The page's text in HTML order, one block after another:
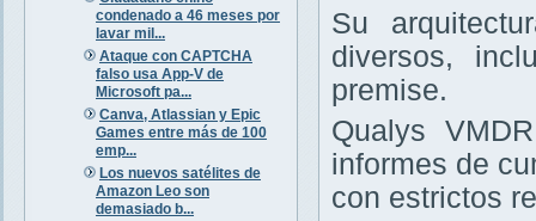
condenado a 46 meses por
lavar mil...
Ataque con CAPTCHA
falso usa App-V de
Microsoft pa...
Canva, Atlassian y Epic
Games entre más de 100
emp...
Los nuevos satélites de
Amazon Leo son
demasiado b...
Su
diversos,
premise.
Qualys
informes de
con estrictos